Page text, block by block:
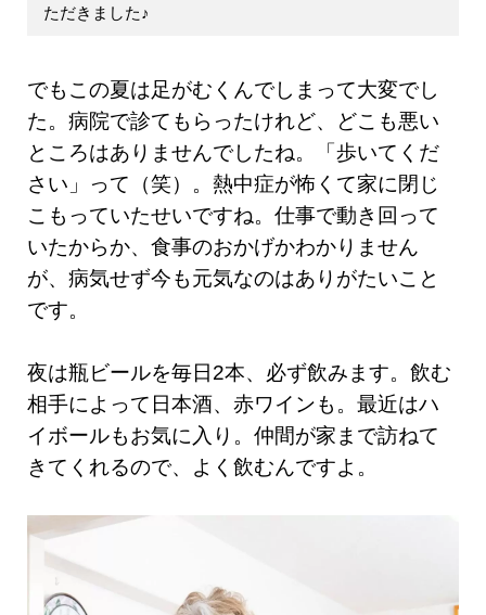
ただきました♪
でもこの夏は足がむくんでしまって大変でし
た。病院で診てもらったけれど、どこも悪い
ところはありませんでしたね。「歩いてくだ
さい」って（笑）。熱中症が怖くて家に閉じ
こもっていたせいですね。仕事で動き回って
いたからか、食事のおかげかわかりません
が、病気せず今も元気なのはありがたいこと
です。
夜は瓶ビールを毎日2本、必ず飲みます。飲む
相手によって日本酒、赤ワインも。最近はハ
イボールもお気に入り。仲間が家まで訪ねて
きてくれるので、よく飲むんですよ。